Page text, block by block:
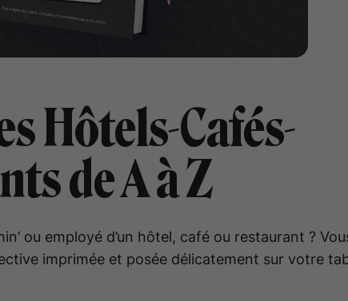
Hôtels-Cafés-
de A à Z
ou employé d’un hôtel, café ou restaurant ?
imprimée et posée délicatement sur votre